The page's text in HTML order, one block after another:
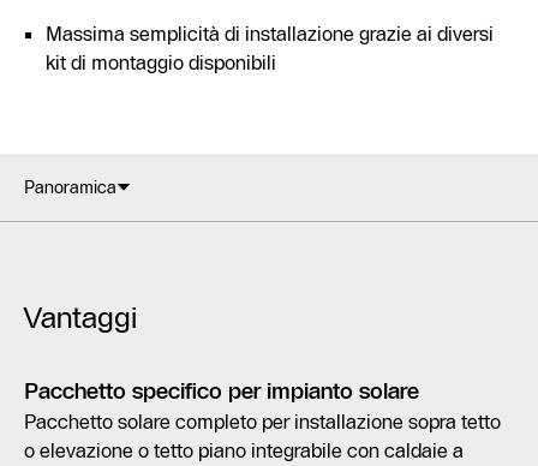
Massima semplicità di installazione grazie ai diversi
kit di montaggio disponibili
Panoramica
Vantaggi
Pacchetto specifico per impianto solare
Pacchetto solare completo per installazione sopra tetto
o elevazione o tetto piano integrabile con caldaie a